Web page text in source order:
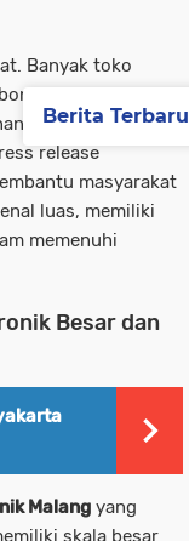
Banyak toko
tambahan.
produk asli dan
release
masyarakat
luas, memiliki
memenuhi
Besar dan
Malang yang
skala besar
Berita Terbaru